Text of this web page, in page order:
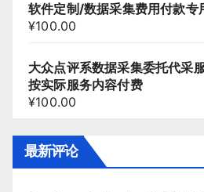
软件定制/数据采集费用付款专
¥100.00
大众点评系数据采集委托代采
按实际服务内容付费
¥100.00
最新评论